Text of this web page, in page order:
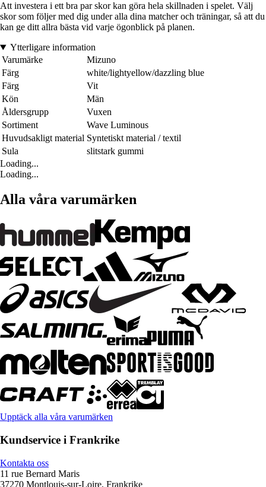
Att investera i ett bra par skor kan göra hela skillnaden i spelet. Välj
skor som följer med dig under alla dina matcher och träningar, så att du
kan ge ditt allra bästa vid varje ögonblick på planen.
Ytterligare information
Varumärke
Mizuno
Färg
white/lightyellow/dazzling blue
Färg
Vit
Kön
Män
Åldersgrupp
Vuxen
Sortiment
Wave Luminous
Huvudsakligt material Syntetiskt material / textil
Sula
slitstark gummi
Loading...
Loading...
Alla våra varumärken
Upptäck alla våra varumärken
Kundservice i Frankrike
Kontakta oss
11 rue Bernard Maris
37270 Montlouis-sur-Loire, Frankrike